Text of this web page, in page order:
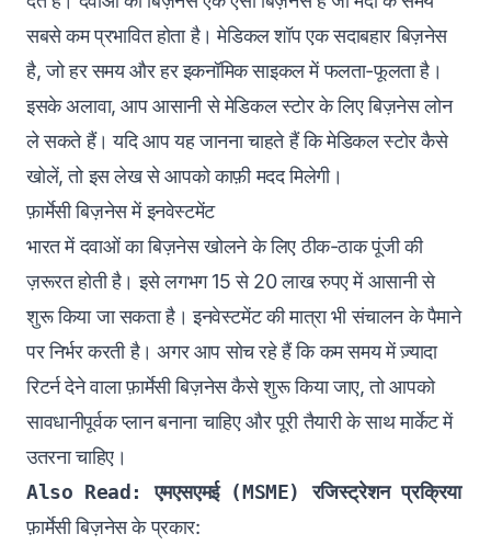
सबसे कम प्रभावित होता है। मेडिकल शॉप एक सदाबहार बिज़नेस
है, जो हर समय और हर इकनॉमिक साइकल में फलता-फूलता है।
इसके अलावा, आप आसानी सेमेडिकल स्टोर के लिए बिज़नेस लोन
ले सकते हैं। यदि आप यह जानना चाहते हैं कि मेडिकल स्टोर कैसे
खोलें, तो इस लेख से आपको काफ़ी मदद मिलेगी।
फ़ार्मेसी बिज़नेस में इनवेस्टमेंट
भारत में दवाओं का बिज़नेस खोलने के लिए ठीक-ठाक पूंजी की
ज़रूरत होती है। इसे लगभग 15 से 20 लाख रुपए में आसानी से
शुरू किया जा सकता है। इनवेस्टमेंट की मात्रा भी संचालन के पैमाने
पर निर्भर करती है। अगर आप सोच रहे हैं कि कम समय में ज़्यादा
रिटर्न देने वाला फ़ार्मेसी बिज़नेस कैसे शुरू किया जाए, तो आपको
सावधानीपूर्वक प्लान बनाना चाहिए और पूरी तैयारी के साथ मार्केट में
उतरना चाहिए।
Also Read: एमएसएमई (MSME) रजिस्ट्रेशन प्रक्रिया
फ़ार्मेसी बिज़नेस के प्रकार: